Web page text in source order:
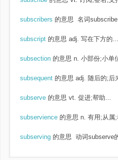
subscribers 的意思 名词
subscript 的意思 adj. 写在下方的...
subsection 的意思 n. 小部份;小单
subsequent 的意思 adj. 随后的;后
subserve 的意思 vt. 促进;帮助...
subservience 的意思 n. 有用;从属
subserving 的意思 动词subserve